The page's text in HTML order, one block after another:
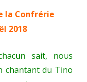
la Confrérie
2018
sait, nous
chantant du Tino